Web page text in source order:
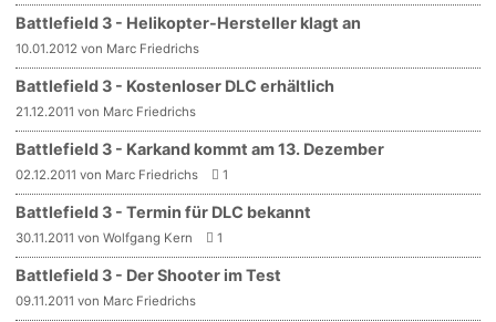
Battlefield 3 - Helikopter-Hersteller klagt an
10.01.2012 von Marc Friedrichs
Battlefield 3 - Kostenloser DLC erhältlich
21.12.2011 von Marc Friedrichs
Battlefield 3 - Karkand kommt am 13. Dezember
02.12.2011 von Marc Friedrichs 1
Battlefield 3 - Termin für DLC bekannt
30.11.2011 von Wolfgang Kern 1
Battlefield 3 - Der Shooter im Test
09.11.2011 von Marc Friedrichs